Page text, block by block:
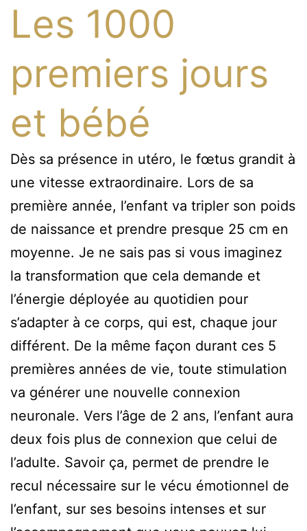
Les 1000
premiers jours
et bébé
Dès sa présence in utéro, le fœtus grandit à
une vitesse extraordinaire. Lors de sa
première année, l’enfant va tripler son poids
de naissance et prendre presque 25 cm en
moyenne. Je ne sais pas si vous imaginez
la transformation que cela demande et
l’énergie déployée au quotidien pour
s’adapter à ce corps, qui est, chaque jour
différent. De la même façon durant ces 5
premières années de vie, toute stimulation
va générer une nouvelle connexion
neuronale. Vers l’âge de 2 ans, l’enfant aura
deux fois plus de connexion que celui de
l’adulte. Savoir ça, permet de prendre le
recul nécessaire sur le vécu émotionnel de
l’enfant, sur ses besoins intenses et sur